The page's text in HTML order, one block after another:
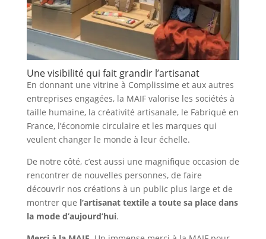
Une visibilité qui fait grandir l’artisanat
En donnant une vitrine à Complissime et aux autres
entreprises engagées, la MAIF valorise les sociétés à
taille humaine, la créativité artisanale, le Fabriqué en
France, l’économie circulaire et les marques qui
veulent changer le monde à leur échelle.
De notre côté, c’est aussi une magnifique occasion de
rencontrer de nouvelles personnes, de faire
découvrir nos créations à un public plus large et de
montrer que l’artisanat textile a toute sa place dans
la mode d’aujourd’hui.